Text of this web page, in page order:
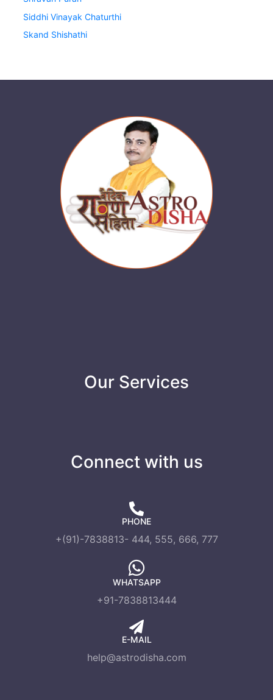
Siddhi Vinayak Chaturthi
Skand Shishathi
Our Services
Connect with us
PHONE
+(91)-7838813- 444, 555, 666, 777
WHATSAPP
+91-7838813444
E-MAIL
help@astrodisha.com